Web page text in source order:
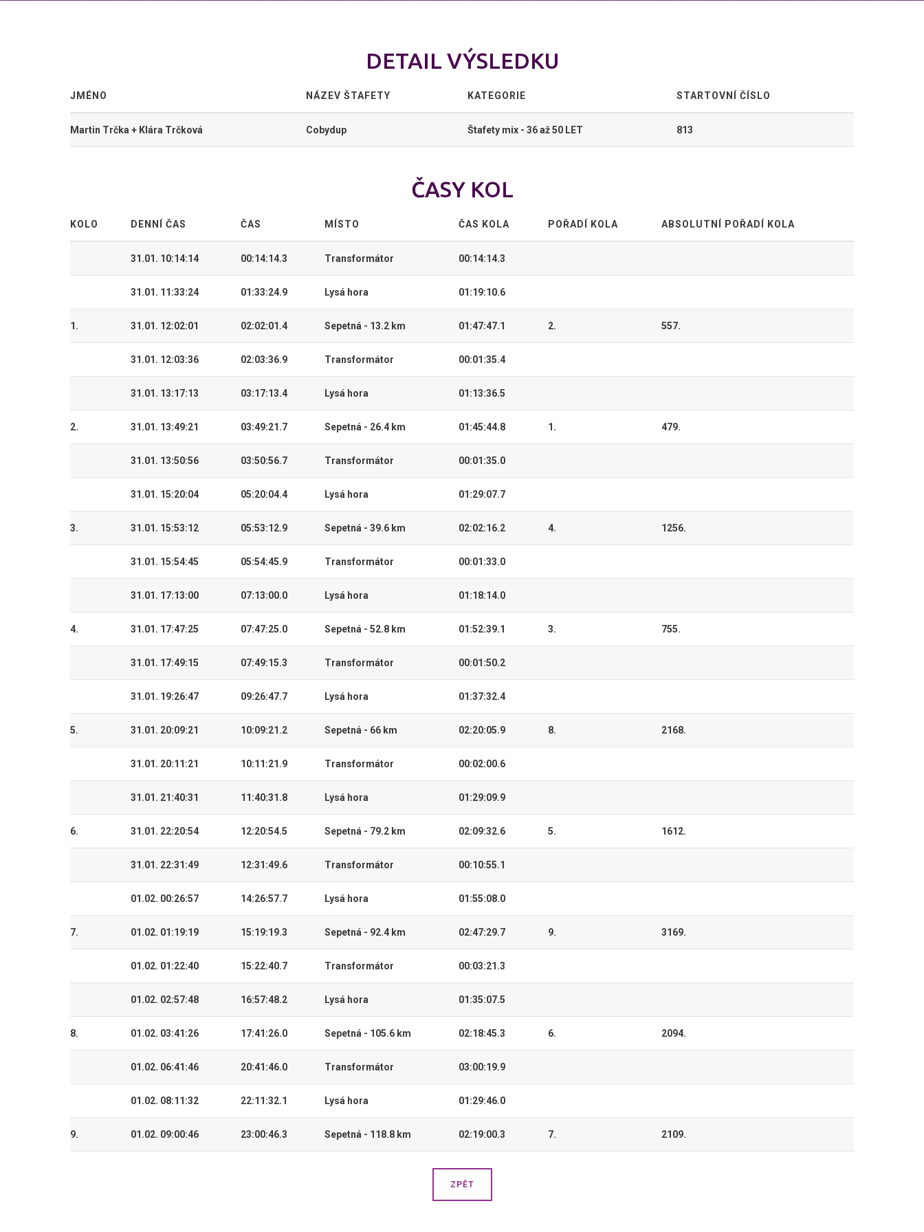
DETAIL VÝSLEDKU
JMÉNO NÁZEV ŠTAFETY KATEGORIE STARTOVNÍ ČÍSLO
Martin Trčka + Klára Trčková Cobydup Štafety mix - 36 až 50 LET 813
ČASY KOL
KOLO DENNÍ ČAS ČAS MÍSTO ČAS KOLA POŘADÍ KOLA ABSOLUTNÍ POŘADÍ KOLA
31.01. 10:14:14 00:14:14.3 Transformátor 00:14:14.3
31.01. 11:33:24 01:33:24.9 Lysá hora 01:19:10.6
1. 31.01. 12:02:01 02:02:01.4 Sepetná - 13.2 km 01:47:47.1 2. 557.
31.01. 12:03:36 02:03:36.9 Transformátor 00:01:35.4
31.01. 13:17:13 03:17:13.4 Lysá hora 01:13:36.5
2. 31.01. 13:49:21 03:49:21.7 Sepetná - 26.4 km 01:45:44.8 1. 479.
31.01. 13:50:56 03:50:56.7 Transformátor 00:01:35.0
31.01. 15:20:04 05:20:04.4 Lysá hora 01:29:07.7
3. 31.01. 15:53:12 05:53:12.9 Sepetná - 39.6 km 02:02:16.2 4. 1256.
31.01. 15:54:45 05:54:45.9 Transformátor 00:01:33.0
31.01. 17:13:00 07:13:00.0 Lysá hora 01:18:14.0
4. 31.01. 17:47:25 07:47:25.0 Sepetná - 52.8 km 01:52:39.1 3. 755.
31.01. 17:49:15 07:49:15.3 Transformátor 00:01:50.2
31.01. 19:26:47 09:26:47.7 Lysá hora 01:37:32.4
5. 31.01. 20:09:21 10:09:21.2 Sepetná - 66 km 02:20:05.9 8. 2168.
31.01. 20:11:21 10:11:21.9 Transformátor 00:02:00.6
31.01. 21:40:31 11:40:31.8 Lysá hora 01:29:09.9
6. 31.01. 22:20:54 12:20:54.5 Sepetná - 79.2 km 02:09:32.6 5. 1612.
31.01. 22:31:49 12:31:49.6 Transformátor 00:10:55.1
01.02. 00:26:57 14:26:57.7 Lysá hora 01:55:08.0
7. 01.02. 01:19:19 15:19:19.3 Sepetná - 92.4 km 02:47:29.7 9. 3169.
01.02. 01:22:40 15:22:40.7 Transformátor 00:03:21.3
01.02. 02:57:48 16:57:48.2 Lysá hora 01:35:07.5
8. 01.02. 03:41:26 17:41:26.0 Sepetná - 105.6 km 02:18:45.3 6. 2094.
01.02. 06:41:46 20:41:46.0 Transformátor 03:00:19.9
01.02. 08:11:32 22:11:32.1 Lysá hora 01:29:46.0
9. 01.02. 09:00:46 23:00:46.3 Sepetná - 118.8 km 02:19:00.3 7. 2109.
ZPĚT